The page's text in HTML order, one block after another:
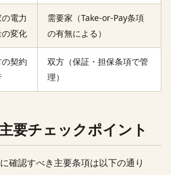
電力
変化
需要家（Take-or-Pay条項
の有無による）
契約
双方（保証・担保条項で管
理）
要チェックポイント
確認すべき主要条項は以下の通り